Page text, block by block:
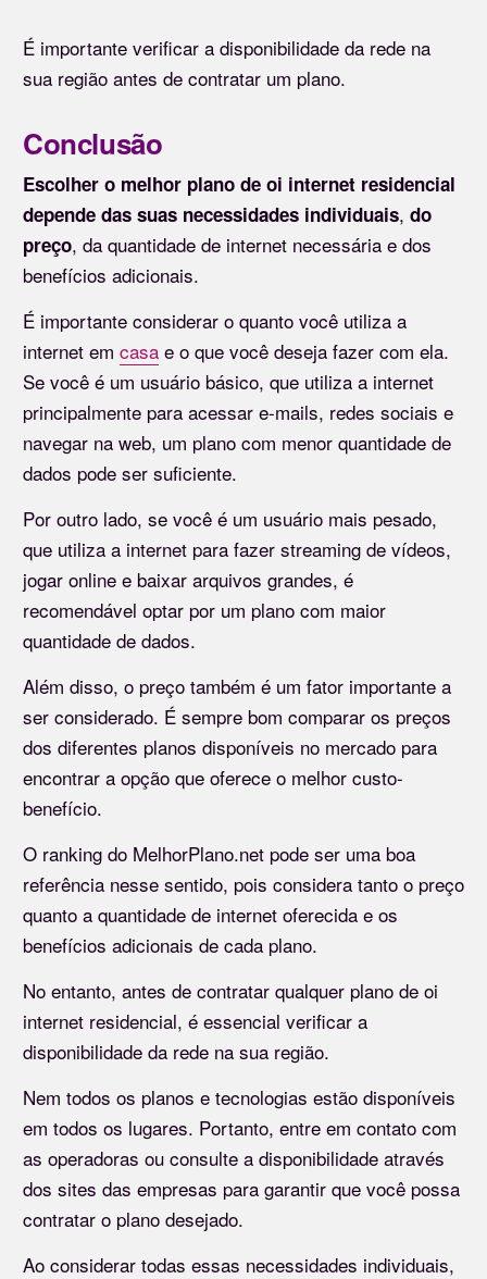
É importante verificar a disponibilidade da rede na
sua região antes de contratar um plano.
Conclusão
Escolher o melhor plano de oi internet residencial
depende das suas necessidades individuais, do
preço, da quantidade de internet necessária e dos
benefícios adicionais.
É importante considerar o quanto você utiliza a
internet em casa e o que você deseja fazer com ela.
Se você é um usuário básico, que utiliza a internet
principalmente para acessar e-mails, redes sociais e
navegar na web, um plano com menor quantidade de
dados pode ser suficiente.
Por outro lado, se você é um usuário mais pesado,
que utiliza a internet para fazer streaming de vídeos,
jogar online e baixar arquivos grandes, é
recomendável optar por um plano com maior
quantidade de dados.
Além disso, o preço também é um fator importante a
ser considerado. É sempre bom comparar os preços
dos diferentes planos disponíveis no mercado para
encontrar a opção que oferece o melhor custo-
benefício.
O ranking do MelhorPlano.net pode ser uma boa
referência nesse sentido, pois considera tanto o preço
quanto a quantidade de internet oferecida e os
benefícios adicionais de cada plano.
No entanto, antes de contratar qualquer plano de oi
internet residencial, é essencial verificar a
disponibilidade da rede na sua região.
Nem todos os planos e tecnologias estão disponíveis
em todos os lugares. Portanto, entre em contato com
as operadoras ou consulte a disponibilidade através
dos sites das empresas para garantir que você possa
contratar o plano desejado.
Ao considerar todas essas necessidades individuais,